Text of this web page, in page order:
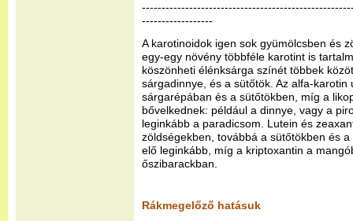
------------------
A karotinoidok igen sok gyümölcsben és
egy-egy növény többféle karotint is
köszönheti élénksárga színét többek
sárgadinnye, és a sütőtök. Az alfa-karotin
sárgarépában és a sütőtökben, míg a
bővelkednek: például a dinnye, vagy a
leginkább a paradicsom. Lutein és
zöldségekben, továbbá a sütőtökben és
elő leginkább, míg a kriptoxantin a
őszibarackban.
Rákmegelőző hatásuk